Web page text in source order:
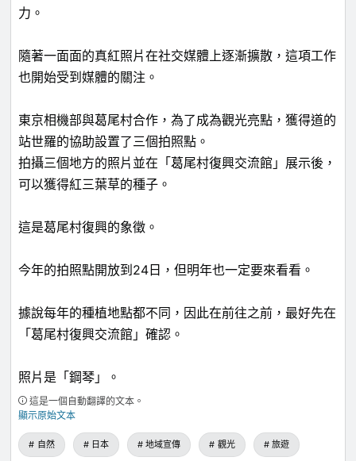
力。
隨著一面面的真紅照片在社交媒體上逐漸擴散，這項工作
也開始受到媒體的關注。
東京相機部與葛尾村合作，為了成為觀光亮點，獲得道的
站世羅的協助設置了三個拍照點。
拍攝三個地方的照片並在「葛尾村復興交流館」展示後，
可以獲得紅三葉草的種子。
這是葛尾村復興的象徵。
今年的拍照點開放到24日，但明年也一定要來看看。
據說每年的種植地點都不同，因此在前往之前，最好先在
「葛尾村復興交流館」確認。
照片是「鋼琴」。
這是一個自動翻譯的文本。
顯示原始文本
自然 日本 地域宣傳 觀光 旅遊